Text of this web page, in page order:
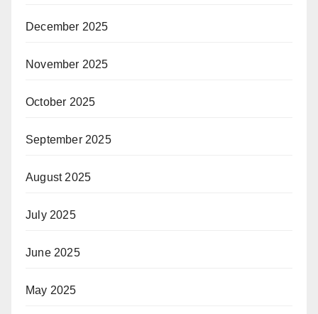
December 2025
November 2025
October 2025
September 2025
August 2025
July 2025
June 2025
May 2025